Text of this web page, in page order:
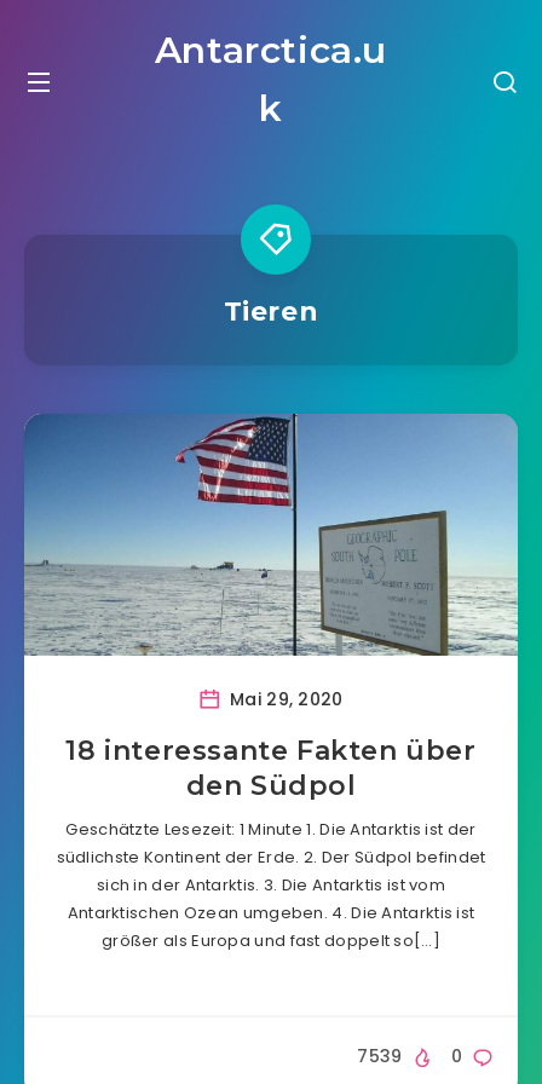
Antarctica.u
k
Tieren
Mai 29, 2020
18 interessante Fakten über
den Südpol
Geschätzte Lesezeit: 1 Minute 1. Die Antarktis ist der
südlichste Kontinent der Erde. 2. Der Südpol befindet
sich in der Antarktis. 3. Die Antarktis ist vom
Antarktischen Ozean umgeben. 4. Die Antarktis ist
größer als Europa und fast doppelt so[…]
0
7539